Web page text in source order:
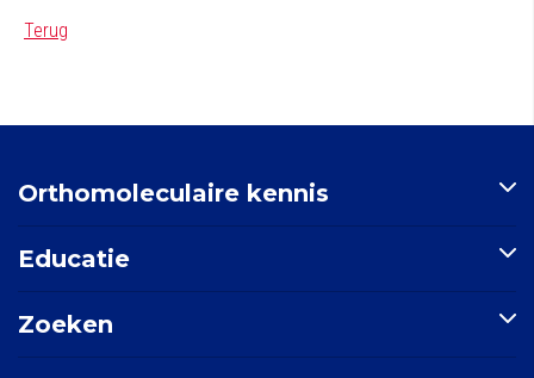
Terug
Orthomoleculaire kennis
Nutriënten-index
Indicatie-index
Nieuws
Educatie
E-learning: Basisprincipes orthomoleculaire geneeskunde
Mondgezondheid
Zoeken